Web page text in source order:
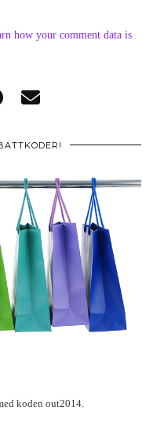
how your comment data is
koden out2014.